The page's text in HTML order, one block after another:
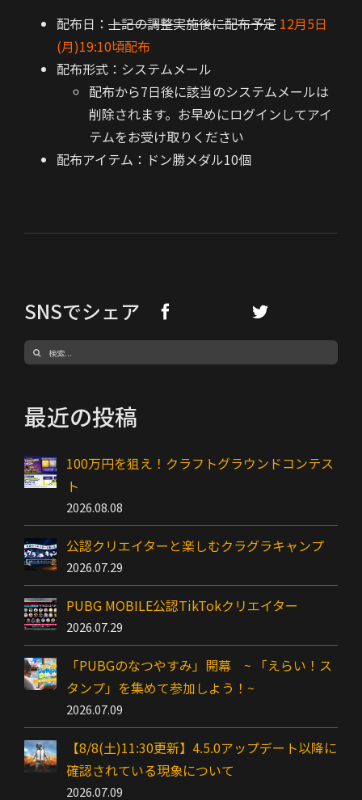
配布日： 上記の調整実施後に配布予定 12月5日
(月)19:10頃配布
配布形式：システムメール
配布から7日後に該当のシステムメールは
削除されます。お早めにログインしてアイ
テムをお受け取りください
配布アイテム：ドン勝メダル10個
SNSでシェア
検
最近の投稿
100万円を狙え！クラフトグラウンドコンテス
ト
2026.08.08
公認クリエイターと楽しむクラグラキャンプ
2026.07.29
PUBG MOBILE公認TikTokクリエイター
2026.07.29
「PUBGのなつやすみ」開幕 ~ 「えらい！ス
タンプ」を集めて参加しよう！~
2026.07.09
【8/8(土)11:30更新】4.5.0アップデート以降に
確認されている現象について
2026.07.09